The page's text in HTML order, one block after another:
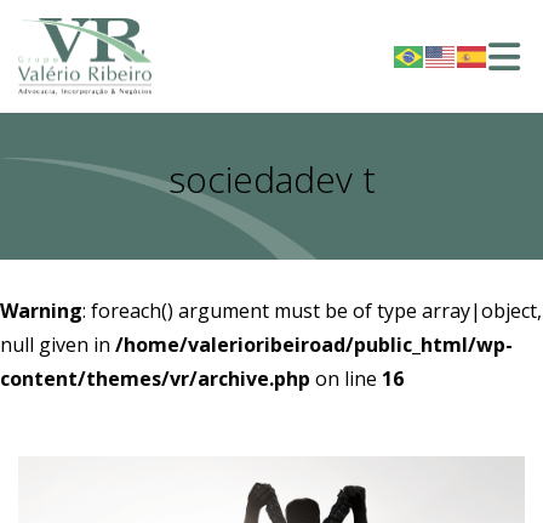
sociedadev t
Warning: foreach() argument must be of type array|object,
null given in /home/valerioribeiroad/public_html/wp-
content/themes/vr/archive.php on line 16